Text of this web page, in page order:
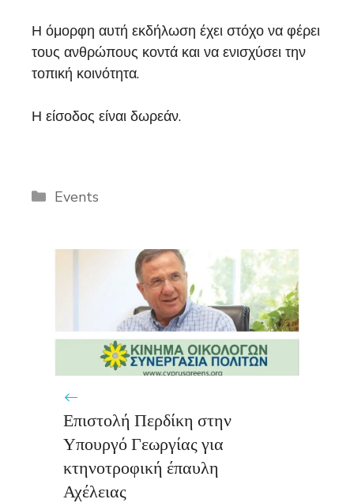
Η όμορφη αυτή εκδήλωση έχει στόχο να φέρει
τους ανθρώπους κοντά και να ενισχύσει την
τοπική κοινότητα.
Η είσοδος είναι δωρεάν.
Categories
Events
Επιστολή Περδίκη στην
Υπουργό Γεωργίας για
κτηνοτροφική έπαυλη
Αχέλειας